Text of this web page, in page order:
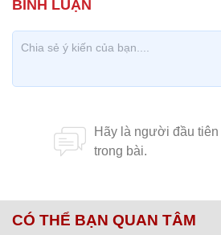
CÓ THỂ BẠN QUAN TÂM